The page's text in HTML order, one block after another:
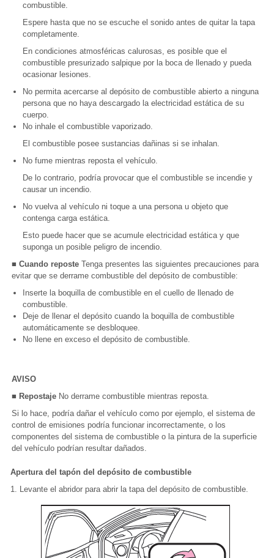
combustible.
Espere hasta que no se escuche el sonido antes de quitar la tapa
completamente.
En condiciones atmosféricas calurosas, es posible que el
combustible presurizado salpique por la boca de llenado y pueda
ocasionar lesiones.
No permita acercarse al depósito de combustible abierto a ninguna
persona que no haya descargado la electricidad estática de su
cuerpo.
No inhale el combustible vaporizado.
El combustible posee sustancias dañinas si se inhalan.
No fume mientras reposta el vehículo.
De lo contrario, podría provocar que el combustible se incendie y
causar un incendio.
No vuelva al vehículo ni toque a una persona u objeto que
contenga carga estática.
Esto puede hacer que se acumule electricidad estática y que
suponga un posible peligro de incendio.
■ Cuando reposte Tenga presentes las siguientes precauciones para
evitar que se derrame combustible del depósito de combustible:
Inserte la boquilla de combustible en el cuello de llenado de
combustible.
Deje de llenar el depósito cuando la boquilla de combustible
automáticamente se desbloquee.
No llene en exceso el depósito de combustible.
AVISO
■ Repostaje No derrame combustible mientras reposta.
Si lo hace, podría dañar el vehículo como por ejemplo, el sistema de
control de emisiones podría funcionar incorrectamente, o los
componentes del sistema de combustible o la pintura de la superficie
del vehículo podrían resultar dañados.
Apertura del tapón del depósito de combustible
1. Levante el abridor para abrir la tapa del depósito de combustible.